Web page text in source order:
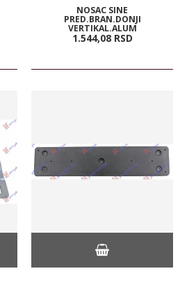
NOSAC SINE
PRED.BRAN.DONJI
VERTIKAL.ALUM
1.544,08 RSD